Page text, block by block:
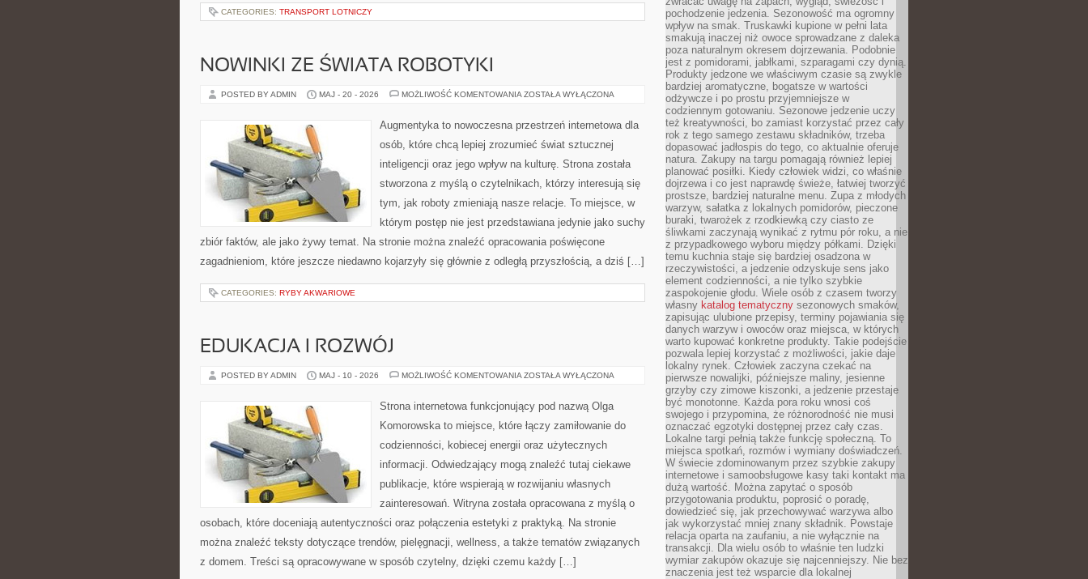
CATEGORIES: TRANSPORT LOTNICZY
NOWINKI ZE ŚWIATA ROBOTYKI
POSTED BY ADMIN MAJ - 20 - 2026 MOŻLIWOŚĆ KOMENTOWANIA NOWINKI
ROBOTYKI
ZOSTAŁA WYŁĄCZONA
Augmentyka to nowoczesna przestrzeń internetowa dla
osób, które chcą lepiej zrozumieć świat sztucznej
inteligencji oraz jego wpływ na kulturę. Strona została
stworzona z myślą o czytelnikach, którzy interesują się
tym, jak roboty zmieniają nasze relacje. To miejsce, w
którym postęp nie jest przedstawiana jedynie jako suchy
zbiór faktów, ale jako żywy temat. Na stronie można znaleźć opracowania poświęcone
zagadnieniom, które jeszcze niedawno kojarzyły się głównie z odległą przyszłością, a dziś […]
CATEGORIES: RYBY AKWARIOWE
EDUKACJA I ROZWÓJ
POSTED BY ADMIN MAJ - 10 - 2026 MOŻLIWOŚĆ KOMENTOWANIA EDUKACJA
ZOSTAŁA WYŁĄCZONA
Strona internetowa funkcjonujący pod nazwą Olga
Komorowska to miejsce, które łączy zamiłowanie do
codzienności, kobiecej energii oraz użytecznych
informacji. Odwiedzający mogą znaleźć tutaj ciekawe
publikacje, które wspierają w rozwijaniu własnych
zainteresowań. Witryna została opracowana z myślą o
osobach, które doceniają autentyczności oraz połączenia estetyki z praktyką. Na stronie
można znaleźć teksty dotyczące trendów, pielęgnacji, wellness, a także tematów związanych
z domem. Treści są opracowywane w sposób czytelny, dzięki czemu każdy […]
pochodzenie jedzenia. Sezonowość ma ogromny
wpływ na smak. Truskawki kupione w pełni lata
smakują inaczej niż owoce sprowadzane z daleka
poza naturalnym okresem dojrzewania. Podobnie
jest z pomidorami, jabłkami, szparagami czy dynią.
Produkty jedzone we właściwym czasie są zwykle
bardziej aromatyczne, bogatsze w wartości
odżywcze i po prostu przyjemniejsze w
codziennym gotowaniu. Sezonowe jedzenie uczy
też kreatywności, bo zamiast korzystać przez cały
rok z tego samego zestawu składników, trzeba
dopasować jadłospis do tego, co aktualnie oferuje
natura. Zakupy na targu pomagają również lepiej
planować posiłki. Kiedy człowiek widzi, co właśnie
dojrzewa i co jest naprawdę świeże, łatwiej tworzyć
prostsze, bardziej naturalne menu. Zupa z młodych
warzyw, sałatka z lokalnych pomidorów, pieczone
buraki, twarożek z rzodkiewką czy ciasto ze
śliwkami zaczynają wynikać z rytmu pór roku, a nie
z przypadkowego wyboru między półkami. Dzięki
temu kuchnia staje się bardziej osadzona w
rzeczywistości, a jedzenie odzyskuje sens jako
element codzienności, a nie tylko szybkie
zaspokojenie głodu. Wiele osób z czasem tworzy
własny katalog tematyczny sezonowych smaków,
zapisując ulubione przepisy, terminy pojawiania się
danych warzyw i owoców oraz miejsca, w których
warto kupować konkretne produkty. Takie podejście
pozwala lepiej korzystać z możliwości, jakie daje
lokalny rynek. Człowiek zaczyna czekać na
pierwsze nowalijki, późniejsze maliny, jesienne
grzyby czy zimowe kiszonki, a jedzenie przestaje
być monotonne. Każda pora roku wnosi coś
swojego i przypomina, że różnorodność nie musi
oznaczać egzotyki dostępnej przez cały czas.
Lokalne targi pełnią także funkcję społeczną. To
miejsca spotkań, rozmów i wymiany doświadczeń.
W świecie zdominowanym przez szybkie zakupy
internetowe i samoobsługowe kasy taki kontakt ma
dużą wartość. Można zapytać o sposób
przygotowania produktu, poprosić o poradę,
dowiedzieć się, jak przechowywać warzywa albo
jak wykorzystać mniej znany składnik. Powstaje
relacja oparta na zaufaniu, a nie wyłącznie na
transakcji. Dla wielu osób to właśnie ten ludzki
wymiar zakupów okazuje się najcenniejszy. Nie bez
znaczenia jest też wsparcie dla lokalnej